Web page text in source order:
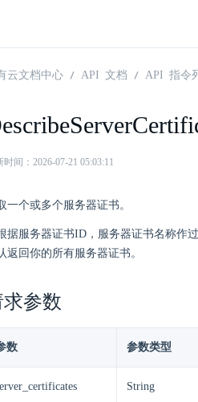
云文档中心 API 文档 API 指令
时间：2026-07-21 05:03:11
一个或多个服务器证书。
据服务器证书ID，服务器证书名称作
返回你的所有服务器证书。
参数
数 参数类型
String